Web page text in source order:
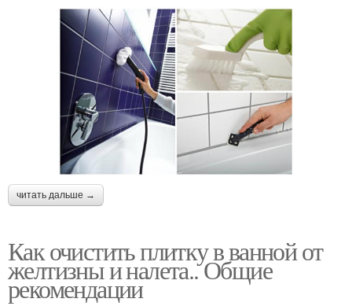
читать дальше →
Как очистить плитку в ванной от
желтизны и налета.. Общие
рекомендации